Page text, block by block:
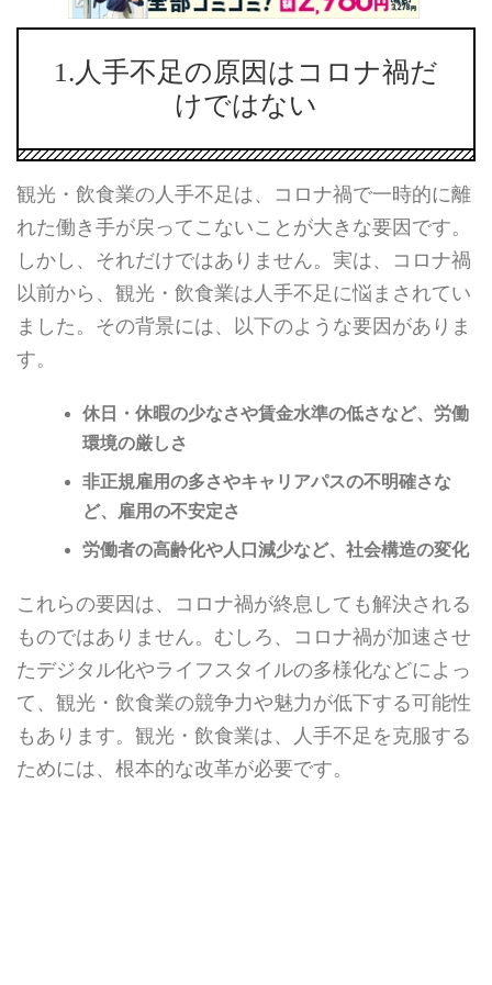
1.人手不足の原因はコロナ禍だ
けではない
観光・飲食業の人手不足は、コロナ禍で一時的に離
れた働き手が戻ってこないことが大きな要因です。
しかし、それだけではありません。実は、コロナ禍
以前から、観光・飲食業は人手不足に悩まされてい
ました。その背景には、以下のような要因がありま
す。
休日・休暇の少なさや賃金水準の低さなど、労働
環境の厳しさ
非正規雇用の多さやキャリアパスの不明確さな
ど、雇用の不安定さ
労働者の高齢化や人口減少など、社会構造の変化
これらの要因は、コロナ禍が終息しても解決される
ものではありません。むしろ、コロナ禍が加速させ
たデジタル化やライフスタイルの多様化などによっ
て、観光・飲食業の競争力や魅力が低下する可能性
もあります。観光・飲食業は、人手不足を克服する
ためには、根本的な改革が必要です。